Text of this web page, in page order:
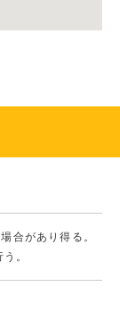
合があり得る。
。